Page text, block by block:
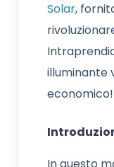
Solar,
illuminante
economico!
In questo